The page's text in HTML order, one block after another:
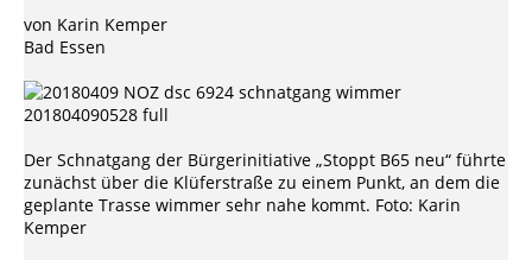
von Karin Kemper
Bad Essen
Der Schnatgang der Bürgerinitiative „Stoppt B65 neu“ führte
zunächst über die Klüferstraße zu einem Punkt, an dem die
geplante Trasse wimmer sehr nahe kommt. Foto: Karin
Kemper